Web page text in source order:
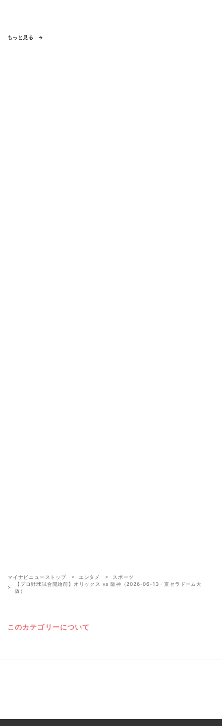
もっと見る
マイナビニューストップ エンタメ
スポーツ
【プロ野球試合開始前】オリックス vs 阪神（2026-06-13・京セラドーム大
阪）
このカテゴリーについて